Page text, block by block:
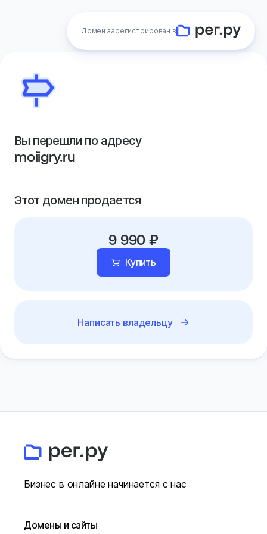
Домен зарегистрирован в
Вы перешли по адресу
moiigry.ru
Этот домен продается
9 990 ₽
Купить
Написать владельцу
Бизнес в онлайне начинается с нас
Домены и сайты